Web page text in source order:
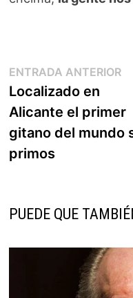
Navegación
de
entradas
ENTRADA ANTERIOR
Localizado en
Alicante el primer
gitano del mundo
primos
PUEDE QUE